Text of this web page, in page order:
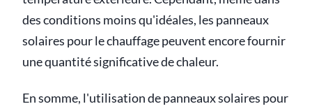
des conditions moins qu'idéales, les panneaux
solaires pour le chauffage peuvent encore fournir
une quantité significative de chaleur.
En somme, l'utilisation de panneaux solaires pour